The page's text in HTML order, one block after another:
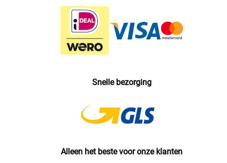
Snelle bezorging
Alleen het beste voor onze klanten